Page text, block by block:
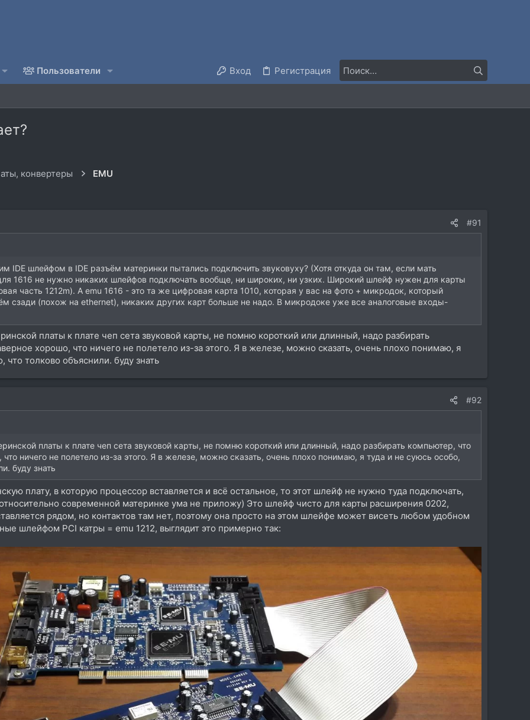
Пользователи Вход Регистрация
конвертеры EMU
#91
IDE шлейфом в IDE разъём материнки пытались подключить звуковуху? (Хотя откуда он там, если мать
1616 не нужно никаких шлейфов подключать вообще, ни широких, ни узких. Широкий шлейф нужен для карты
часть 1212m). А emu 1616 - это та же цифровая карта 1010, которая у вас на фото + микродок, который
сзади (похож на ethernet), никаких других карт больше не надо. В микродоке уже все аналоговые входы-
платы к плате чеп сета звуковой карты, не помню короткий или длинный, надо разбирать
хорошо, что ничего не полетело из-за этого. Я в железе, можно сказать, очень плохо понимаю, я
что толково объяснили. буду знать
#92
платы к плате чеп сета звуковой карты, не помню короткий или длинный, надо разбирать компьютер, что
ничего не полетело из-за этого. Я в железе, можно сказать, очень плохо понимаю, я туда и не суюсь особо,
буду знать
плату, в которую процессор вставляется и всё остальное, то этот шлейф не нужно туда подключать,
современной материнке ума не приложу) Это шлейф чисто для карты расширения 0202,
рядом, но контактов там нет, поэтому она просто на этом шлейфе может висеть любом удобном
шлейфом PCI катры = emu 1212, выглядит это примерно так: